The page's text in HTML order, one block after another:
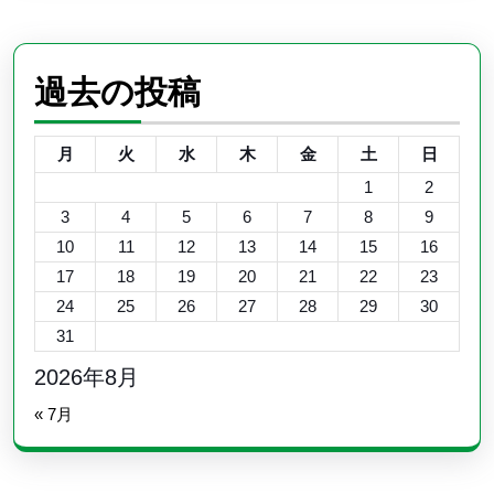
過去の投稿
2026年8月
月 火 水 木 金 土
日
1
2
3
4 5 6 7 8
9
10
11 12 13 14 15
16
17
18 19 20 21 22
23
24
25 26 27 28 29
30
31
« 7月